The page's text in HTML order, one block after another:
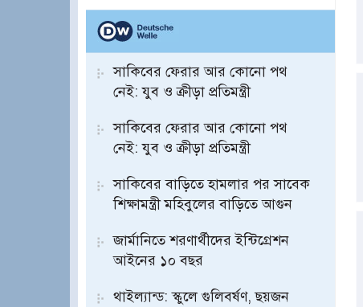
সাকিবের ফেরার আর কোনো পথ
নেই: যুব ও ক্রীড়া প্রতিমন্ত্রী
সাকিবের ফেরার আর কোনো পথ
নেই: যুব ও ক্রীড়া প্রতিমন্ত্রী
সাকিবের বাড়িতে হামলার পর সাবেক
শিক্ষামন্ত্রী মহিবুলের বাড়িতে আগুন
জার্মানিতে শরণার্থীদের ইন্টিগ্রেশন
আইনের ১০ বছর
থাইল্যান্ড: স্কুলে গুলিবর্ষণ, ছয়জন